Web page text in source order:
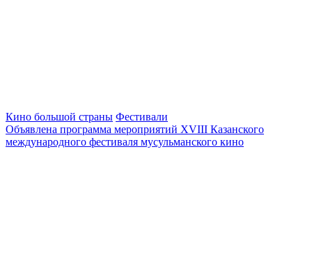
Кино большой страны Фестивали
Объявлена программа мероприятий XVIII Казанского
международного фестиваля мусульманского кино